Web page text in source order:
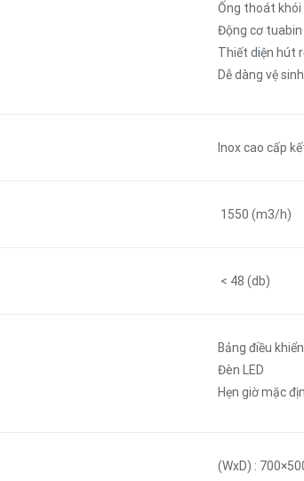
Ống thoát
Động cơ
Thiết diện hút
Dễ dàng vệ sinh
Inox cao cấp
1550 (m3/h)
< 48 (db)
Bảng điều
Đèn LED
Hẹn giờ mặc
(WxD) :